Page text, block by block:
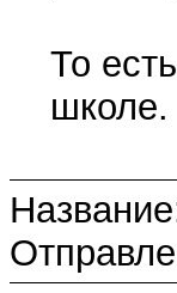
То
школе.